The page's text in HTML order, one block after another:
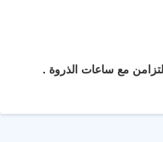
مع ساعات الذروة .